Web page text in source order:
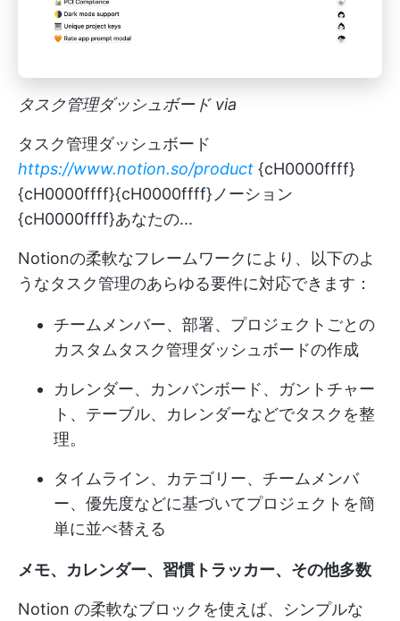
タスク管理ダッシュボード via
タスク管理ダッシュボード
https://www.notion.so/product {cH0000ffff}
{cH0000ffff}{cH0000ffff}ノーション
{cH0000ffff}あなたの...
Notionの柔軟なフレームワークにより、以下のよ
うなタスク管理のあらゆる要件に対応できます：
チームメンバー、部署、プロジェクトごとの
カスタムタスク管理ダッシュボードの作成
カレンダー、カンバンボード、ガントチャー
ト、テーブル、カレンダーなどでタスクを整
理。
タイムライン、カテゴリー、チームメンバ
ー、優先度などに基づいてプロジェクトを簡
単に並べ替える
メモ、カレンダー、習慣トラッカー、その他多数
Notion の柔軟なブロックを使えば、シンプルな